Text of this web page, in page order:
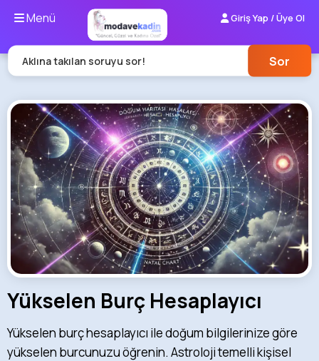
Menü Giriş Yap / Üye Ol
Aklına takılan soruyu sor! Sor
Yükselen Burç Hesaplayıcı
Yükselen burç hesaplayıcı ile doğum bilgilerinize göre
yükselen burcunuzu öğrenin. Astroloji temelli kişisel